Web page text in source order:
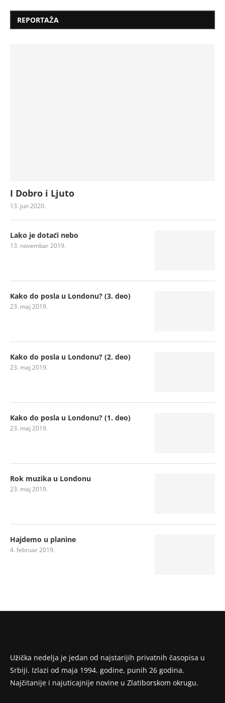
REPORTAŽA
I Dobro i Ljuto
13. jun 2020.
Lako je dotaći nebo
13. novembar 2019.
Kako do posla u Londonu? (3. deo)
23. maj 2019.
Kako do posla u Londonu? (2. deo)
23. maj 2019.
Kako do posla u Londonu? (1. deo)
23. maj 2019.
Rok muzika u Londonu
23. maj 2019.
Hajdemo u planine
4. februar 2019.
Užička nedelja je jedan od najstarijih privatnih časopisa u
Srbiji. Izlazi od maja 1994. godine, punih 26 godina.
Najčitanije i najuticajnije novine u Zlatiborskom okrugu.